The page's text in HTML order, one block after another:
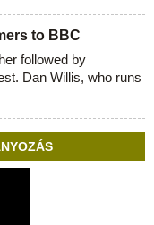
to BBC
followed by
Dan Willis, who runs